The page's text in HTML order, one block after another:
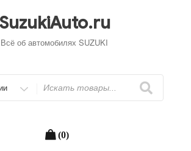
SuzukiAuto.ru
Всё об автомобилях SUZUKI
(0)